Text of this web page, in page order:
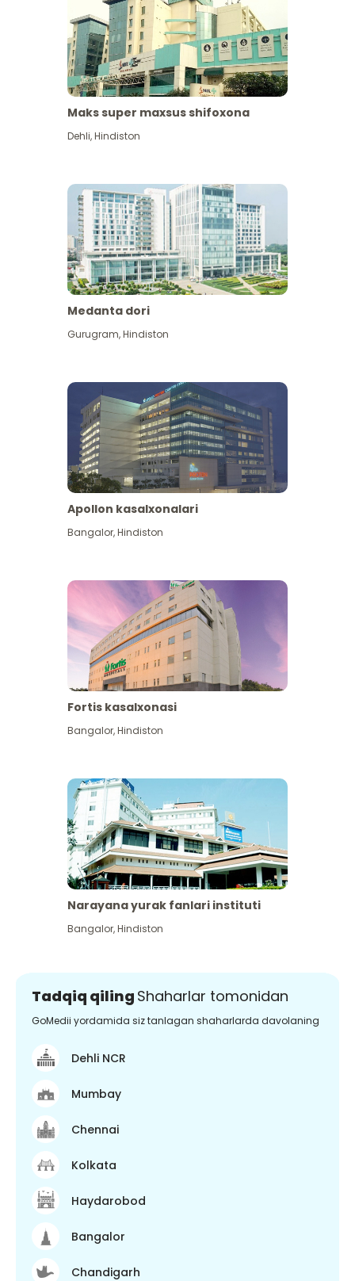
Maks super maxsus shifoxona
Dehli,Hindiston
Medanta dori
Gurugram,Hindiston
Apollon kasalxonalari
Bangalor,Hindiston
Fortis kasalxonasi
Bangalor,Hindiston
Narayana yurak fanlari instituti
Bangalor,Hindiston
Tadqiq qiling Shaharlar tomonidan
GoMedii yordamida siz tanlagan shaharlarda davolaning
Dehli NCR
Mumbay
Chennai
Kolkata
Haydarobod
Bangalor
Chandigarh